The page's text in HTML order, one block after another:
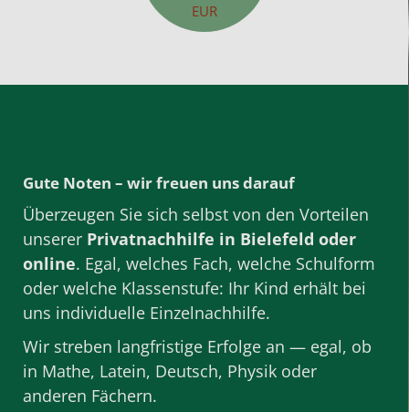
EUR
Gute Noten – wir freuen uns darauf
Überzeugen Sie sich selbst von den Vorteilen
unserer Privatnachhilfe in Bielefeld oder
online. Egal, welches Fach, welche Schulform
oder welche Klassenstufe: Ihr Kind erhält bei
uns individuelle Einzelnachhilfe.
Wir streben langfristige Erfolge an — egal, ob
in Mathe, Latein, Deutsch, Physik oder
anderen Fächern.